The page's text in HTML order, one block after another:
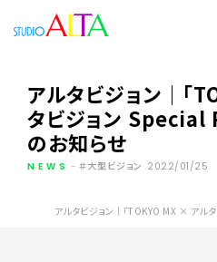
アルタビジョン｜「
タビジョン Special
のお知らせ
NEWS 大型ビジョン 2022/01/25
アルタビジョン｜「TOKYO MX × ア